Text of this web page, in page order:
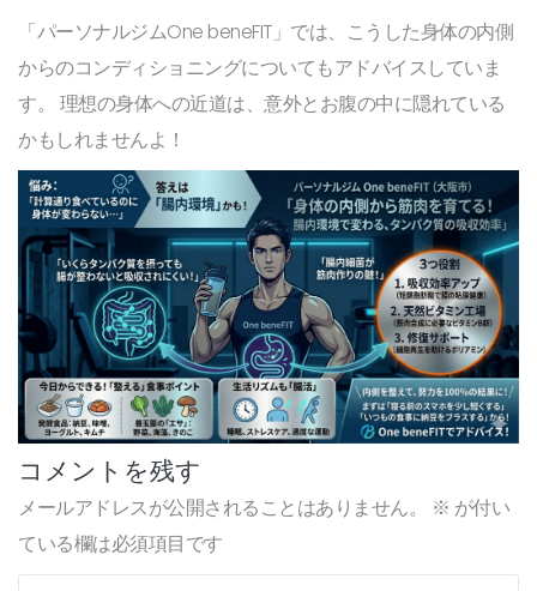
「パーソナルジムOne beneFIT」では、こうした身体の内側
からのコンディショニングについてもアドバイスしていま
す。 理想の身体への近道は、意外とお腹の中に隠れている
かもしれませんよ！
コメントを残す
メールアドレスが公開されることはありません。 ※ が付い
ている欄は必須項目です